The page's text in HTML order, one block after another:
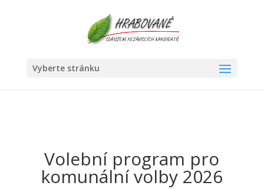
Vyberte stránku
Volební program pro
komunální volby 2026